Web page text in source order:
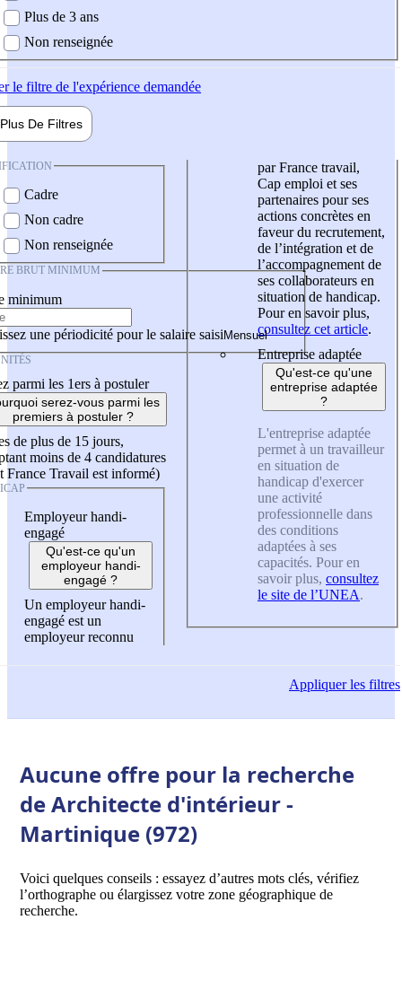
Plus de 3 ans
Non renseignée
le filtre de l'expérience demandée
Plus De Filtres
Cadre
Non cadre
Non renseignée
BRUT MINIMUM
minimum
une périodicité pour le salaire saisi
parmi les 1ers à postuler
serez-vous parmi les
premiers à postuler ?
de plus de 15 jours,
moins de 4 candidatures
France Travail est informé)
Employeur handi-
engagé
Qu'est-ce qu'un
employeur handi-
engagé ?
Un employeur handi-
engagé est un
employeur reconnu
par France travail,
Cap emploi et ses
partenaires pour ses
actions concrètes en
faveur du recrutement,
de l’intégration et de
l’accompagnement de
ses collaborateurs en
situation de handicap.
Pour en savoir plus,
consultez cet article.
Entreprise adaptée
Qu'est-ce qu'une
entreprise adaptée
?
L'entreprise adaptée
permet à un travailleur
en situation de
handicap d'exercer
une activité
professionnelle dans
des conditions
adaptées à ses
capacités. Pour en
savoir plus, consultez
le site de l’UNEA.
Appliquerles filtres
Aucune offre pour la recherche
de Architecte d'intérieur -
Martinique (972)
Voici quelques conseils : essayez d’autres mots clés, vérifiez
l’orthographe ou élargissez votre zone géographique de
recherche.